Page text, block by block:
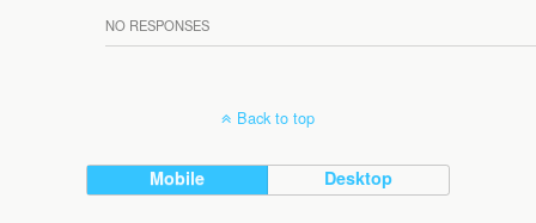
NO RESPONSES
Back to top
Mobile Desktop